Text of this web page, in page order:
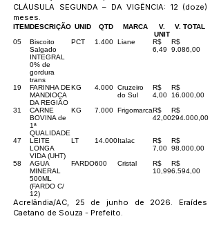
CLÁUSULA SEGUNDA – DA VIGÊNCIA: 12 (doze)
meses.
ITEMDESCRIÇÃO UNID QTD MARCA
V.
UNIT
V. TOTAL
05
Biscoito
Salgado
INTEGRAL
0% de
gordura
trans
PCT 1.400 Liane
R$
6,49
R$
9.086,00
19
FARINHA DE
MANDIOCA
DA REGIÃO
KG 4.000 Cruzeiro
do Sul
R$
4,00
R$
16.000,00
31
CARNE
BOVINA de
1ª
QUALIDADE
KG 7.000 FrigomarcaR$
42,00
R$
294.000,00
47
LEITE
LONGA
VIDA (UHT)
LT 14.000Italac
R$
7,00
R$
98.000,00
58
AGUA
MINERAL
500ML
(FARDO C/
12)
FARDO600 Cristal
R$
10,99
R$
6.594,00
Acrelândia/AC, 25 de junho de 2026. Eraídes
Caetano de Souza - Prefeito.